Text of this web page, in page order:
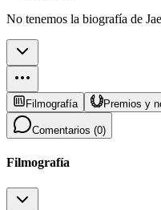
No tenemos la biografía de
Filmografía Premios y
Comentarios (0)
Filmografía